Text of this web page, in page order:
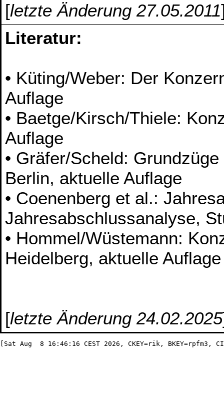
[letzte Änderung 27.05.2011
Literatur:
• Küting/Weber: Der
Auflage
• Baetge/Kirsch/Thiele:
Auflage
• Gräfer/Scheld:
Berlin, aktuelle Auflage
• Coenenberg et al.:
Jahresabschlussanalyse,
• Hommel/Wüstemann:
Heidelberg, aktuelle Auflage
[letzte Änderung 24.02.2025